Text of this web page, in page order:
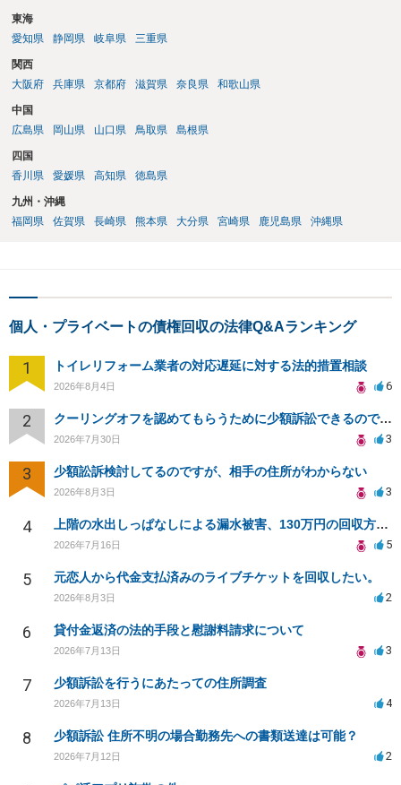
必要になると思われます。なかなか難しい問題なので、弁護士によっ
ても回答は異なるかもしれません。
東海
愛知県
静岡県 岐阜県 三重県
関西
大阪府
兵庫県 京都府 滋賀県 奈良県 和歌山県
中国
広島県
岡山県 山口県 鳥取県 島根県
四国
香川県
愛媛県 高知県 徳島県
九州・沖縄
福岡県
佐賀県 長崎県 熊本県 大分県 宮崎県 鹿児島県 沖縄県
個人・プライベートの債権回収の法律Q&Aランキング
1 トイレリフォーム業者の対応遅延に対する法的措置相談
2026年8月4日 6
2 クーリングオフを認めてもらうために少額訴訟できるのでしょうか。
2026年7月30日 3
3 少額訟訴検討してるのですが、相手の住所がわからない
2026年8月3日 3
4 上階の水出しっぱなしによる漏水被害、130万円の回収方法を相談したい
2026年7月16日 5
5 元恋人から代金支払済みのライブチケットを回収したい。
2026年8月3日 2
6 貸付金返済の法的手段と慰謝料請求について
2026年7月13日 3
7 少額訴訟を行うにあたっての住所調査
2026年7月13日 4
8 少額訴訟 住所不明の場合勤務先への書類送達は可能？
2026年7月12日 2